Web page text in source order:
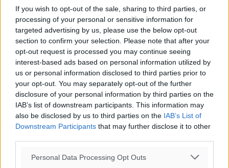
If you wish to opt-out of the sale, sharing to third parties, or
processing of your personal or sensitive information for
targeted advertising by us, please use the below opt-out
section to confirm your selection. Please note that after your
opt-out request is processed you may continue seeing
interest-based ads based on personal information utilized by
us or personal information disclosed to third parties prior to
your opt-out. You may separately opt-out of the further
disclosure of your personal information by third parties on the
IAB’s list of downstream participants. This information may
also be disclosed by us to third parties on the IAB’s List of
Downstream Participants that may further disclose it to other
Personal Data Processing Opt Outs
o καιρός τώρα:
32°
αίθριος καιρός
51%
8km/h
32°/32°
06:19
20:05
πρόγνωση:
32°